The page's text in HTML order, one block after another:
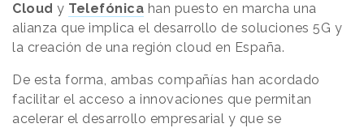
Cloud y Telefónica han puesto en marcha una
alianza que implica el desarrollo de soluciones 5G y
la creación de una región cloud en España.
De esta forma, ambas compañías han acordado
facilitar el acceso a innovaciones que permitan
acelerar el desarrollo empresarial y que se